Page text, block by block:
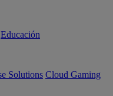
Educación
Solutions Cloud Gaming